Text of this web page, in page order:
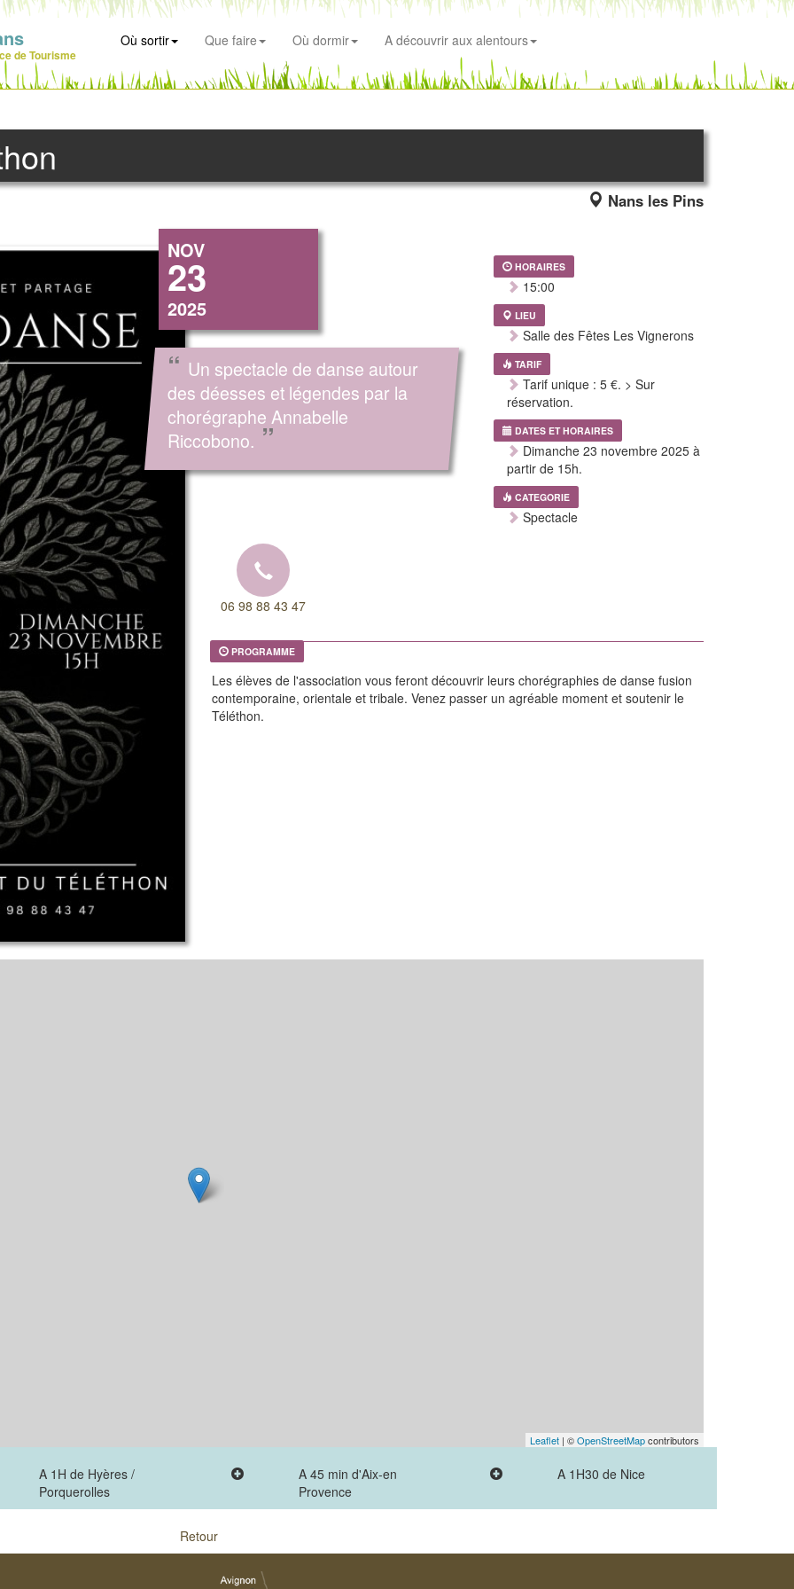
de Tourisme
Où sortir Que faire Où dormir A découvrir aux alentours
Nans les Pins
NOV
23
2025
“ Un spectacle de danse autour
des déesses et légendes par la
chorégraphe Annabelle
Riccobono. ”
HORAIRES
15:00
LIEU
Salle des Fêtes Les Vignerons
TARIF
Tarif unique : 5 €. > Sur
réservation.
DATES ET HORAIRES
Dimanche 23 novembre 2025 à
partir de 15h.
CATEGORIE
Spectacle
06 98 88 43 47
PROGRAMME
Les élèves de l'association vous feront découvrir leurs chorégraphies de danse fusion
contemporaine, orientale et tribale. Venez passer un agréable moment et soutenir le
Téléthon.
Leaflet | ©OpenStreetMapcontributors
A 1H de Hyères /
Porquerolles
A 45 min d'Aix-en
Provence
A 1H30 de Nice
Retour